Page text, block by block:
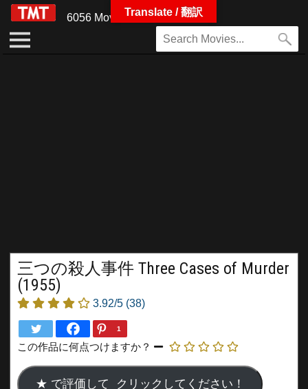
6056 Movies
三つの殺人事件 Three Cases of Murder
(1955)
3.92/5 (38)
1
この作品に何点つけますか？
Translate / 翻訳